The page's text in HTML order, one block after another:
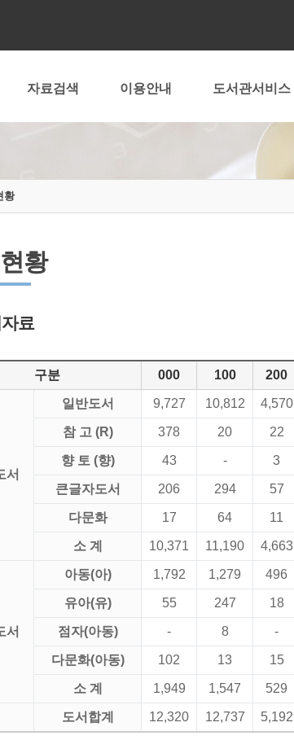
자료검색 이용안내 도서관서비스
황
황
료
구분
000 100 200
서
일반도서 9,727 10,812 4,570
참 고 (R) 378 20 22
향 토 (향) 43 - 3
큰글자도서 206 294 57
다문화 17 64 11
소 계 10,371 11,190 4,663
서
아동(아) 1,792 1,279 496
유아(유) 55 247 18
점자(아동) - 8 -
다문화(아동) 102 13 15
소 계 1,949 1,547 529
도서합계 12,320 12,737 5,192